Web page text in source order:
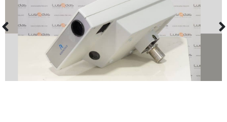
MAQUINARIA
PROJETOR RODENSTOCK